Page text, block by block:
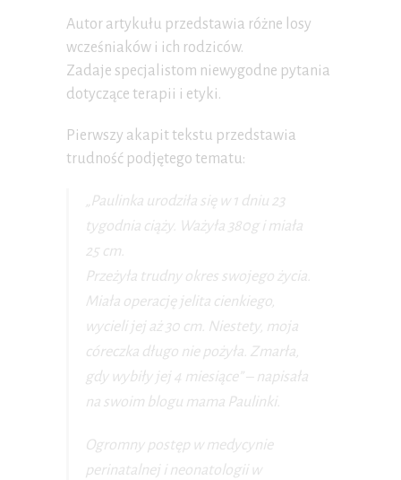
Autor artykułu przedstawia różne losy
wcześniaków i ich rodziców.
Zadaje specjalistom niewygodne pytania
dotyczące terapii i etyki.
Pierwszy akapit tekstu przedstawia
trudność podjętego tematu:
„Paulinka urodziła się w 1 dniu 23
tygodnia ciąży. Ważyła 380g i miała
25 cm.
Przeżyła trudny okres swojego życia.
Miała operację jelita cienkiego,
wycieli jej aż 30 cm. Niestety, moja
córeczka długo nie pożyła. Zmarła,
gdy wybiły jej 4 miesiące” – napisała
na swoim blogu mama Paulinki.
Ogromny postęp w medycynie
perinatalnej i neonatologii w